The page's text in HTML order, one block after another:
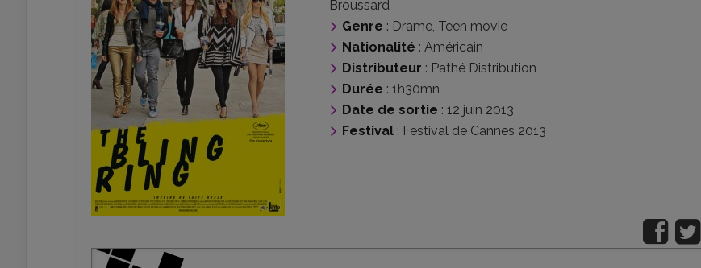
Broussard
Genre : Drame, Teen movie
Nationalité : Américain
Distributeur : Pathé Distribution
Durée : 1h30mn
Date de sortie : 12 juin 2013
Festival : Festival de Cannes 2013